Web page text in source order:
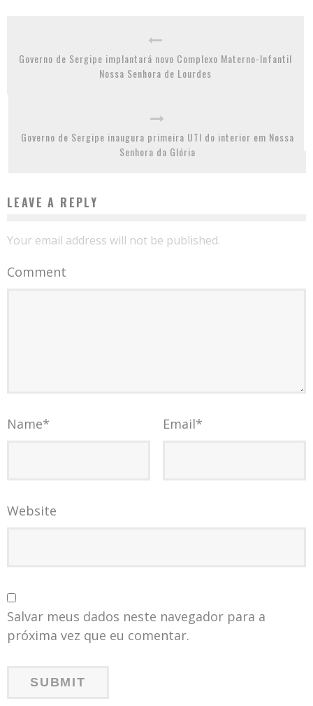
Governo de Sergipe implantará novo Complexo Materno-Infantil
Nossa Senhora de Lourdes
Governo de Sergipe inaugura primeira UTI do interior em Nossa
Senhora da Glória
LEAVE A REPLY
Your email address will not be published.
Comment
Name* Email*
Website
Salvar meus dados neste navegador para a
próxima vez que eu comentar.